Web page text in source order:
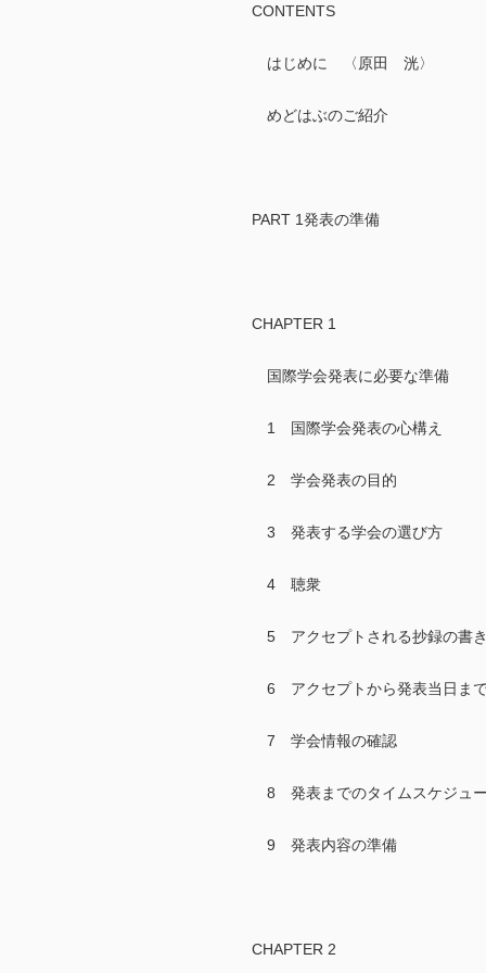
CONTENTS
はじめに 〈原田 洸〉
めどはぶのご紹介
PART 1発表の準備
CHAPTER 1
国際学会発表に必要な準備 〈
1 国際学会発表の心構え
2 学会発表の目的
3 発表する学会の選び方
4 聴衆
5 アクセプトされる抄録の書
6 アクセプトから発表当日ま
7 学会情報の確認
8 発表までのタイムスケジュ
9 発表内容の準備
CHAPTER 2